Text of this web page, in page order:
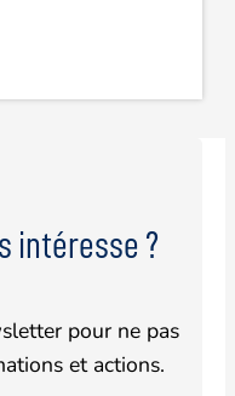
intéresse ?
pour ne pas
et actions.